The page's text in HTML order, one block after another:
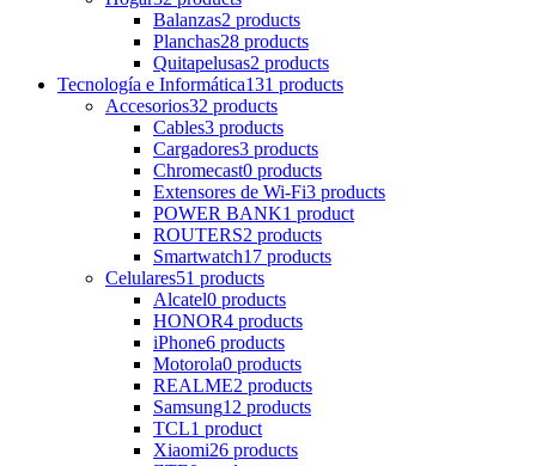
Balanzas2 products
Planchas28 products
Quitapelusas2 products
Tecnología e Informática131 products
Accesorios32 products
Cables3 products
Cargadores3 products
Chromecast0 products
Extensores de Wi-Fi3 products
POWER BANK1 product
ROUTERS2 products
Smartwatch17 products
Celulares51 products
Alcatel0 products
HONOR4 products
iPhone6 products
Motorola0 products
REALME2 products
Samsung12 products
TCL1 product
Xiaomi26 products